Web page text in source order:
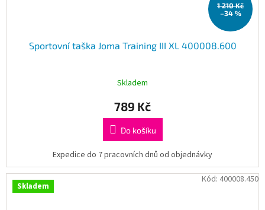
1 210 Kč
–34 %
Sportovní taška Joma Training III XL 400008.600
Skladem
789 Kč
Do košíku
Expedice do 7 pracovních dnů od objednávky
Skladem
Kód: 400008.450